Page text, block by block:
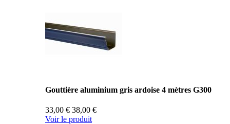
Gouttière aluminium gris ardoise 4 mètres G300
33,00 € 38,00 €
Voir le produit